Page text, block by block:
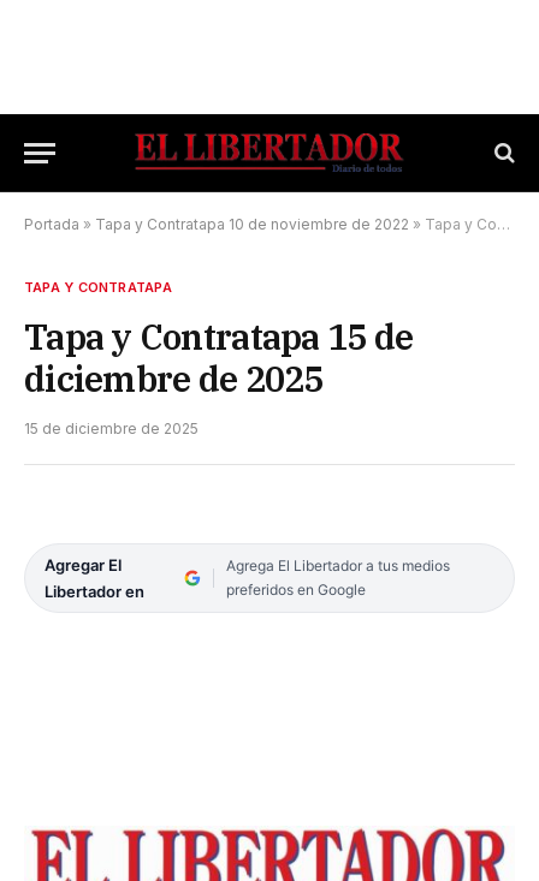
Portada » Tapa y Contratapa 10 de noviembre de 2022 » Tapa y Contratapa 15 de diciembre de 2025
TAPA Y CONTRATAPA
Tapa y Contratapa 15 de
diciembre de 2025
15 de diciembre de 2025
Agregar El
Libertador en
Agrega El Libertador a tus medios
preferidos en Google